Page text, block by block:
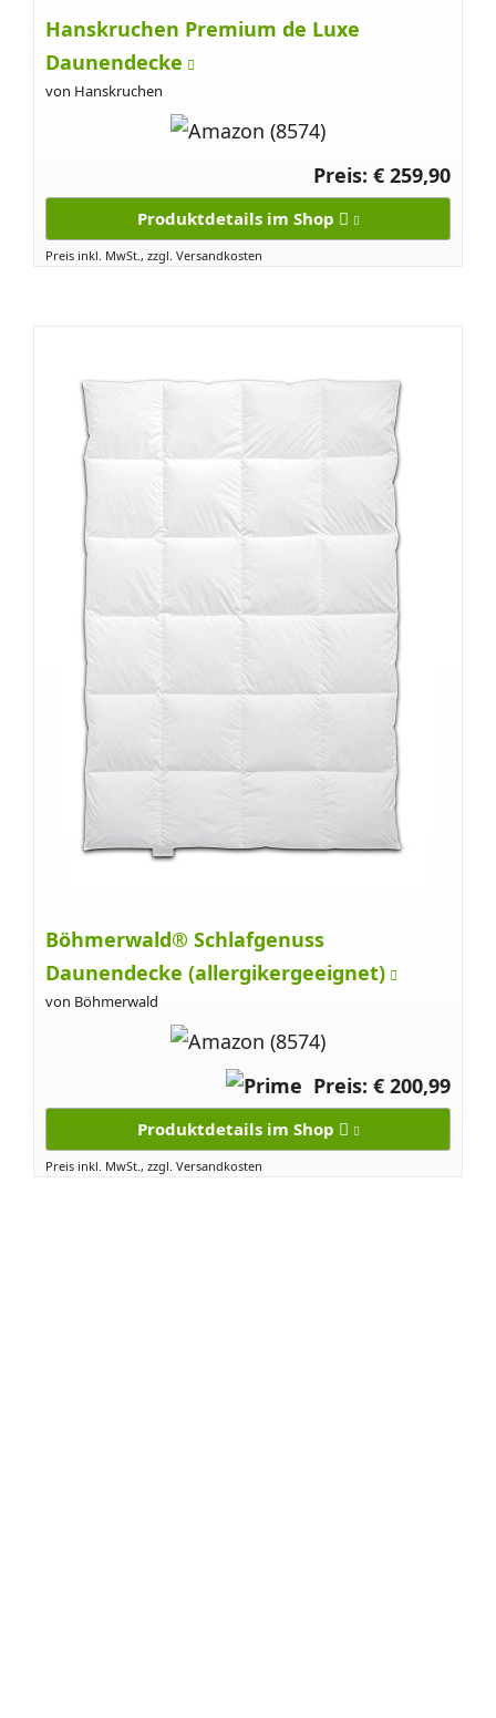
Hanskruchen Premium de Luxe
Daunendecke
von Hanskruchen
Preis: € 259,90
Produktdetails im Shop
Preis inkl. MwSt., zzgl. Versandkosten
Böhmerwald® Schlafgenuss
Daunendecke (allergikergeeignet)
von Böhmerwald
Preis: € 200,99
Produktdetails im Shop
Preis inkl. MwSt., zzgl. Versandkosten